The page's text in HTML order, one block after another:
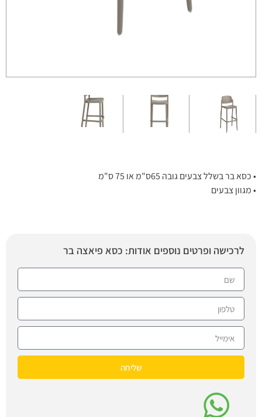
• כסא בר בשלל צבעים גובה 65ס"מ או 75 ס"מ
• מגוון צבעים
לרכישה ופרטים נוספים אודות: כסא פיאצה בר
שליחה